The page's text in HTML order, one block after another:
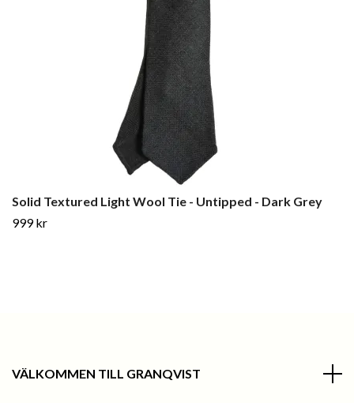
Solid Textured Light Wool Tie - Untipped - Dark Grey
999 kr
VÄLKOMMEN TILL GRANQVIST